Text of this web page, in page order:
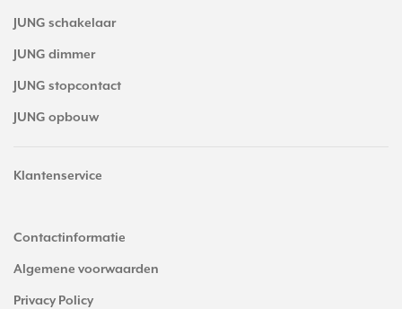
JUNG schakelaar
JUNG dimmer
JUNG stopcontact
JUNG opbouw
Klantenservice
Contactinformatie
Algemene voorwaarden
Privacy Policy